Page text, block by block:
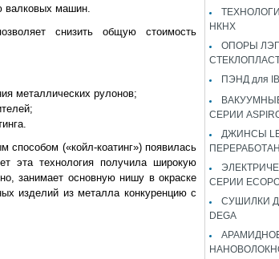
машин.
снизить общую стоимость
металлических рулонов;
способом («койл-коатинг») появилась
технология получила широкую
занимает основную нишу в окраске
изделий из металла конкуренцию с
НКНХ
ОПОРЫ ЛЭП
ПЭНД для
СЕРИИ
ДЖИНСЫ
СЕРИИ
СУШИЛКИ
DEGA